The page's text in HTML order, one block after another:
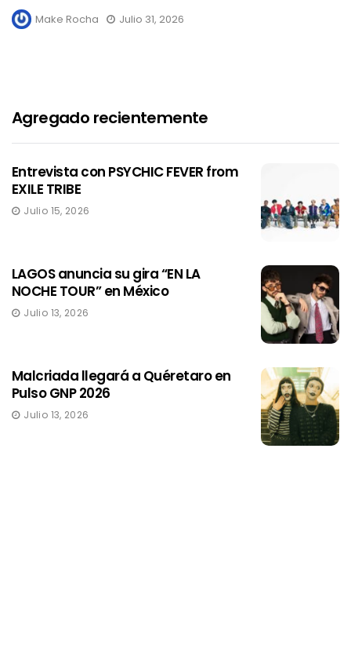
Make Rocha Julio 31, 2026
Agregado recientemente
Entrevista con PSYCHIC FEVER from
EXILE TRIBE
Julio 15, 2026
LAGOS anuncia su gira “EN LA
NOCHE TOUR” en México
Julio 13, 2026
Malcriada llegará a Quéretaro en
Pulso GNP 2026
Julio 13, 2026